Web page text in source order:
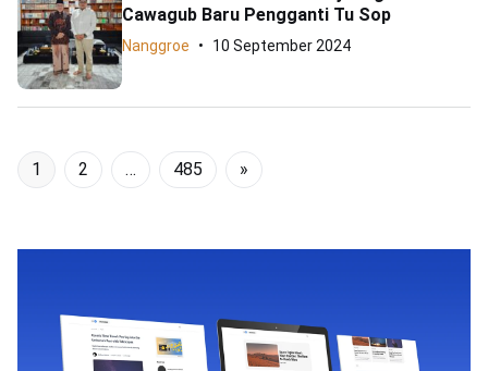
Cawagub Baru Pengganti Tu Sop
Nanggroe 10 September 2024
1 2 … 485 »